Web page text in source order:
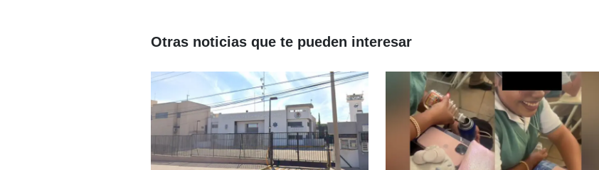
Otras noticias que te pueden interesar